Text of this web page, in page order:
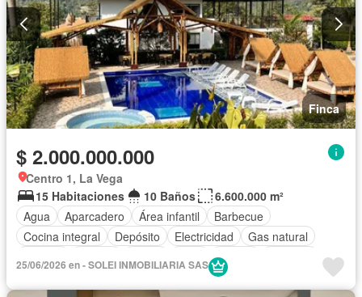
Finca
$ 2.000.000.000
Centro 1, La Vega
15 Habitaciones
10 Baños
6.600.000 m²
Agua
Aparcadero Área infantil
Barbecue
Cocina integral
Depósito Electricidad
Gas natural
Piscina
Terraza
Vista panorámica
25/06/2026 en - SOLEI INMOBILIARIA SAS